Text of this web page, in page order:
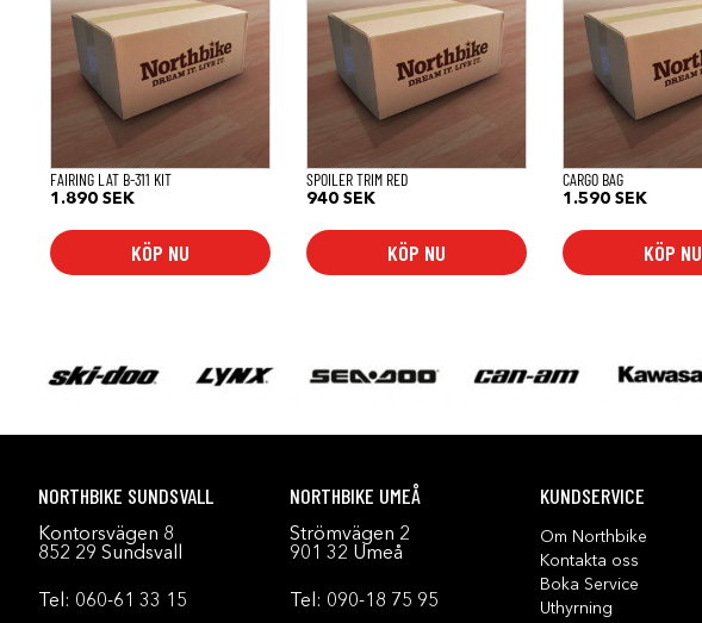
FAIRING LAT B-311 KIT
1.890 SEK
KÖP NU
SPOILER TRIM RED
940SEK
KÖP NU
CARGO BAG
1.590SEK
KÖP NU
NORTHBIKE SUNDSVALL
Kontorsvägen 8
852 29 Sundsvall
Tel: 060-61 33 15
NORTHBIKE UMEÅ
Strömvägen 2
901 32 Umeå
Tel: 090-18 75 95
KUNDSERVICE
Om Northbike
Kontakta oss
Boka Service
Uthyrning